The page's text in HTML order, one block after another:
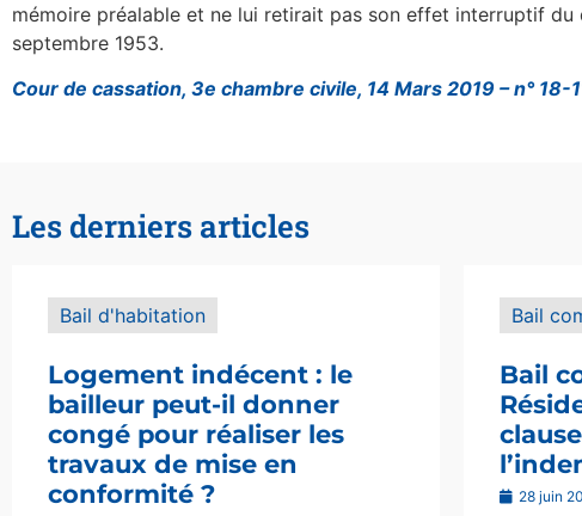
mémoire préalable et ne lui retirait pas son effet interruptif
septembre 1953.
Cour de cassation, 3e chambre civile, 14 Mars 2019 – n° 18-
Les derniers articles
Bail d'habitation
Logement indécent : le
bailleur peut-il donner
congé pour réaliser les
travaux de mise en
conformité ?
Bail
Bail
28 juin